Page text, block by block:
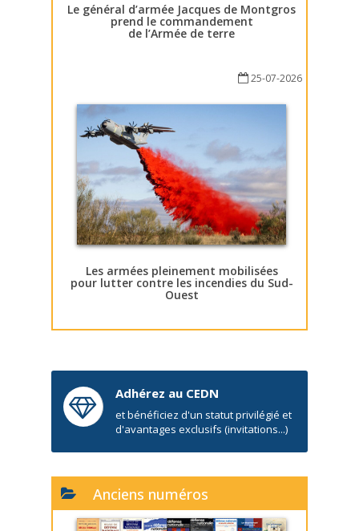
Le général d’armée Jacques de Montgros
prend le commandement
de l’Armée de terre
25-07-2026
Les armées pleinement mobilisées
pour lutter contre les incendies du Sud-
Ouest
Adhérez au CEDN
et bénéficiez d'un statut privilégié et
d'avantages exclusifs (invitations...)
Anciens numéros